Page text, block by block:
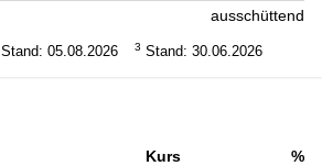
ausschüttend
Stand: 05.08.2026 3 Stand: 30.06.2026
Kurs
%